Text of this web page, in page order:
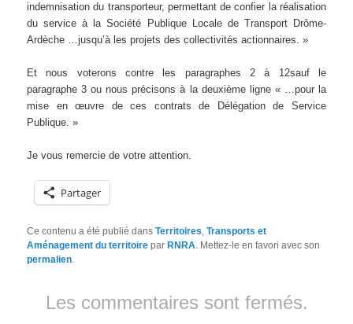
indemnisation du transporteur, permettant de confier la réalisation
du service à la Société Publique Locale de Transport Drôme-
Ardèche …jusqu’à les projets des collectivités actionnaires. »
Et nous voterons contre les paragraphes 2 à 12sauf le
paragraphe 3 ou nous précisons à la deuxième ligne « …pour la
mise en œuvre de ces contrats de Délégation de Service
Publique. »
Je vous remercie de votre attention.
Partager
Ce contenu a été publié dansTerritoires ,Transports et
Aménagement du territoire parRNRA . Mettez-le en favori avec son
permalien
Les commentaires sont fermés.